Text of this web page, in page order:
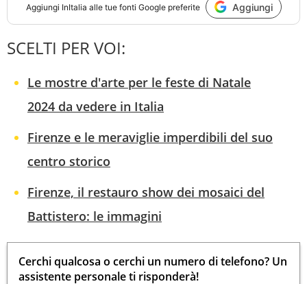
Aggiungi InItalia alle tue fonti Google preferite Aggiungi
SCELTI PER VOI:
Le mostre d'arte per le feste di Natale
2024 da vedere in Italia
Firenze e le meraviglie imperdibili del suo
centro storico
Firenze, il restauro show dei mosaici del
Battistero: le immagini
Cerchi qualcosa o cerchi un numero di telefono? Un
assistente personale ti risponderà!